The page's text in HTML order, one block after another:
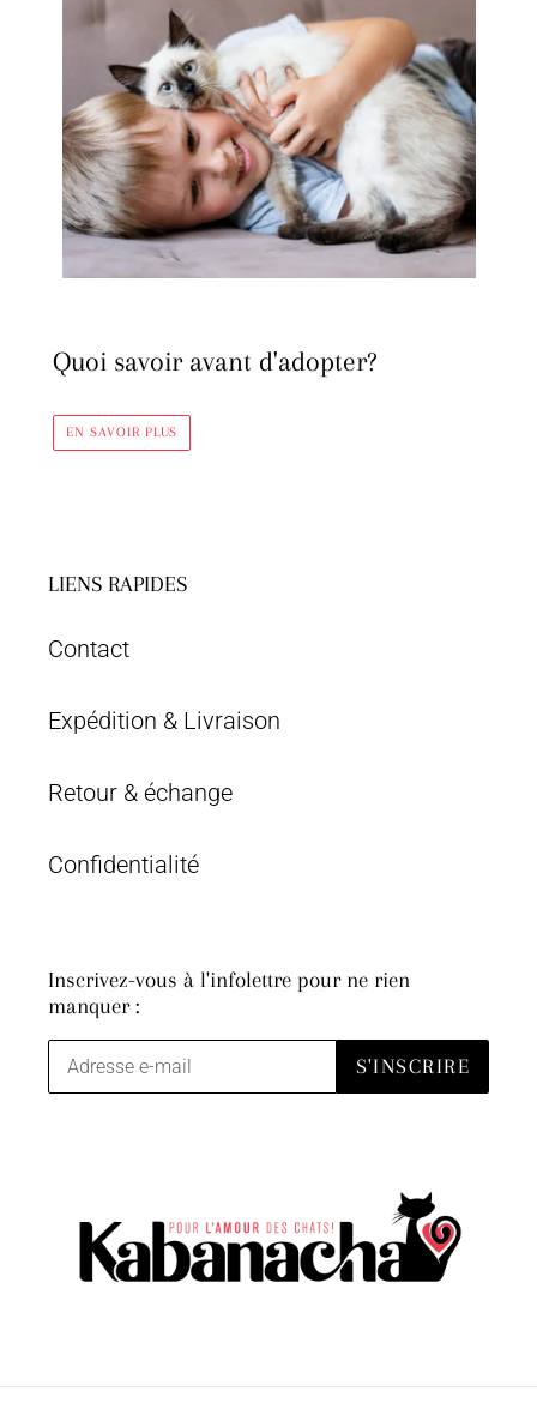
Quoi savoir avant d'adopter?
EN SAVOIR PLUS
LIENS RAPIDES
Contact
Expédition & Livraison
Retour & échange
Confidentialité
Inscrivez-vous à l'infolettre pour ne rien
manquer :
S'INSCRIRE